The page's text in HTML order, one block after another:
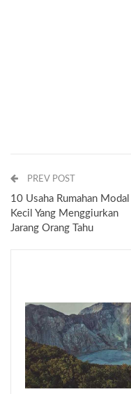
PREV POST
10 Usaha Rumahan Modal
Kecil Yang Menggiurkan
Jarang Orang Tahu